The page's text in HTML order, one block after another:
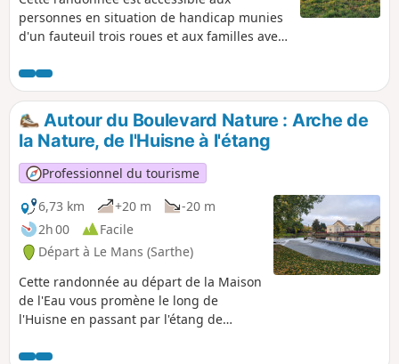
personnes en situation de handicap munies
d'un fauteuil trois roues et aux familles avec
poussette trois roues. Cette randonnée en
forêt vous fait passer notamment par la
Maison de la Prairie, où vous pouvez
découvrir des animaux en enclos.
Autour du Boulevard Nature : Arche de
la Nature, de l'Huisne à l'étang
Professionnel du tourisme
6,73 km
+20 m
-20 m
2h 00
Facile
Départ à Le Mans (Sarthe)
Cette randonnée au départ de la Maison
de l'Eau vous promène le long de
l'Huisne en passant par l'étang de
de l'Huisne, vous pouvez apprécier les